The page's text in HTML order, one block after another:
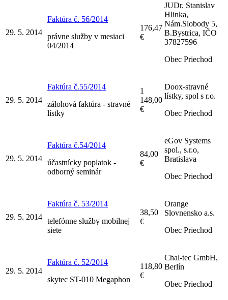
29. 5. 2014
Faktúra č. 56/2014
právne služby v mesiaci
04/2014
176,47
€
JUDr. Stanislav
Hlinka,
Nám.Slobody 5,
B.Bystrica, IČO
37827596
Obec Priechod
29. 5. 2014
Faktúra č.55/2014
zálohová faktúra - stravné
lístky
1
148,00
€
Doox-stravné
lístky, spol s r.o.
Obec Priechod
29. 5. 2014
Faktúra č.54/2014
účastnícky poplatok -
odborný seminár
84,00
€
eGov Systems
spol., s.r.o,
Bratislava
Obec Priechod
29. 5. 2014
Faktúra č. 53/2014
telefónne služby mobilnej
siete
38,50
€
Orange
Slovnensko a.s.
Obec Priechod
29. 5. 2014
Faktúra č. 52/2014
skytec ST-010 Megaphon
118,80
€
Chal-tec GmbH,
Berlín
Obec Priechod